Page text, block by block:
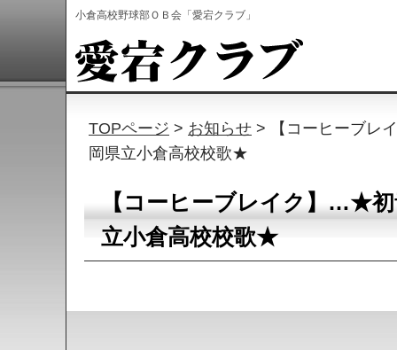
小倉高校野球部ＯＢ会「愛宕クラブ」
TOPページ > お知らせ > 【コーヒーブレ
岡県立小倉高校校歌★
【コーヒーブレイク】…★
立小倉高校校歌★